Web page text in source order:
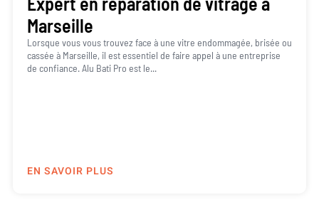
Marseille
Lorsque vous vous trouvez face à une vitre endommagée, brisée ou
cassée à Marseille, il est essentiel de faire appel à une entreprise
de confiance. Alu Bati Pro est le...
EN SAVOIR PLUS